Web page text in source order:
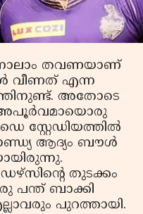
തവണയാണ്
വീണത് എന്ന
അതോടെ
അപൂർവമായൊരു
സ്റ്റേഡിയത്തിൽ
ആദ്യം ബൗൾ
തുടക്കം
പന്ത് ബാക്കി
പുറത്തായി.